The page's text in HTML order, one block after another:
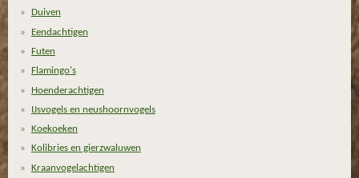
Duiven
Eendachtigen
Futen
Flamingo's
Hoenderachtigen
IJsvogels en neushoornvogels
Koekoeken
Kolibries en gierzwaluwen
Kraanvogelachtigen